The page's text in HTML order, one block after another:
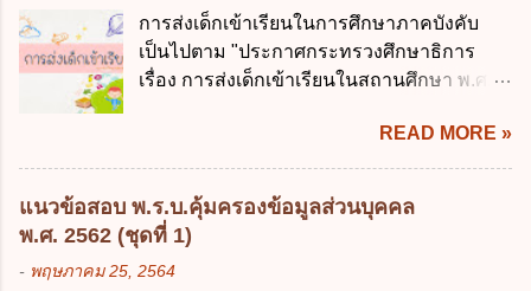
ปานกลางที่คณะรัฐมนตรีเห็นชอบแล้วไปใช้
ประกอบการพิจารณาในเรื่องต่อไปนี้ ยกเว้น
ข้อใด ก. การจัดเก็บหรือหารายได้ ข. การ
ดังต่อไปนี้ ยกเว้น ข้อใด ก. ให้มีการใช้ระบบ
ดิจิทัลอย่างคุ้มค่าและเต็มศักยภาพ ข. พัฒนา
โครงสร้างพื้นฐานด้านดิจิทัลที่จำเป็นให้เป็นไป
เครือข่ายดิจิทัล ง. เพิ่มประสิทธิภาคในการใช้
จ่ายงบประมาณให้เกิดความคุ้มค่าและเป็นไป
ตามเป้าหมาย ข้อ 3 ข้อใดกล่าวได้ถูกต้องที่สุด
เกี่ยวกับ "แผนพัฒนารัฐบาลดิจิทัล" ก. เป็นธร
การส่งเด็กเข้าเรียนในการศึกษาภาคบังคับ
เป็นไปตาม "ประกาศกระทรวงศึกษาธิการ
เรื่อง การส่งเด็กเข้าเรียนในสถานศึกษา พ.ศ.
เรื่อง หลักเกณฑ์และวิธีการปฏิบัติสำหรับผู้ที่
มิใช่ผู้ปกครองซึ่งมีเด็กที่มีอายุในเกณฑ์การ
ศึกษาภาคบังคับอาศัยอยู่" ออกตามความใน
พระราชบัญญัติการศึกษาภาคบังคับ พ.ศ.
2545 ซึ่งเป็นกฎหมายที่มีโทษทางอาญา โดย
มีสาระสำคัญดังนี้ 1. คำว่า "เด็ก" หมายถึง เด็ก
READ MORE »
แนวข้อสอบ พ.ร.บ.คุ้มครองข้อมูลส่วนบุคคล
พ.ศ. 2562 (ชุดที่ 1)
- พฤษภาคม 25, 2564